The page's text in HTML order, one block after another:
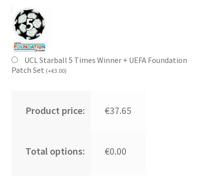
UCL Starball 5 Times Winner + UEFA Foundation
Patch Set (+€3.00)
Product price: €37.65
Total options: €0.00